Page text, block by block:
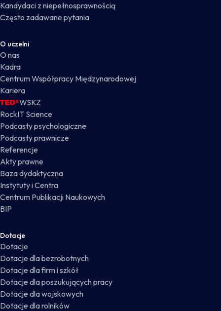
Kandydaci z niepełnosprawnością
Często zadawane pytania
O uczelni
O nas
Kadra
Centrum Współpracy Międzynarodowej
Kariera
WSKZ
RockIT Science
Podcasty psychologiczne
Podcasty prawnicze
Referencje
Akty prawne
Baza dydaktyczna
Instytuty i Centra
Centrum Publikacji Naukowych
BIP
Dotacje
Dotacje
Dotacje dla bezrobotnych
Dotacje dla firm i szkół
Dotacje dla poszukujących pracy
Dotacje dla wojskowych
Dotacje dla rolników